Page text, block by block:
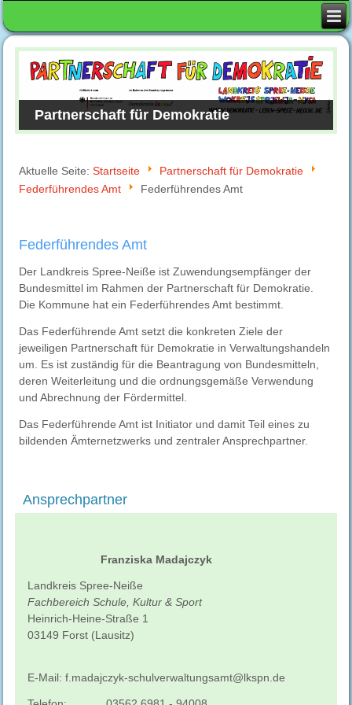
Partnerschaft für Demokratie
Aktuelle Seite:Startseite
Partnerschaft für Demokratie
Federführendes Amt
Federführendes Amt
Federführendes Amt
Der Landkreis Spree-Neiße ist Zuwendungsempfänger der
Bundesmittel im Rahmen der Partnerschaft für Demokratie.
Die Kommune hat ein Federführendes Amt bestimmt.
Das Federführende Amt setzt die konkreten Ziele der
jeweiligen Partnerschaft für Demokratie in Verwaltungshandeln
um. Es ist zuständig für die Beantragung von Bundesmitteln,
deren Weiterleitung und die ordnungsgemäße Verwendung
und Abrechnung der Fördermittel.
Das Federführende Amt ist Initiator und damit Teil eines zu
bildenden Ämternetzwerks und zentraler Ansprechpartner.
Ansprechpartner
Franziska Madajczyk
Landkreis Spree-Neiße
Fachbereich Schule, Kultur & Sport
Heinrich-Heine-Straße 1
03149 Forst (Lausitz)
E-Mail:f.madajczyk-schulverwaltungsamt@lkspn.de